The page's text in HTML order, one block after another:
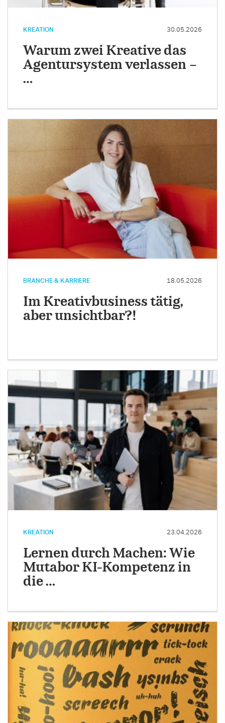
KREATION 30.05.2026
Warum zwei Kreative das
Agentursystem verlassen –
…
BRANCHE & KARRIERE 18.05.2026
Im Kreativbusiness tätig,
aber unsichtbar?!
KREATION 23.04.2026
Lernen durch Machen: Wie
Mutabor KI-Kompetenz in
die …